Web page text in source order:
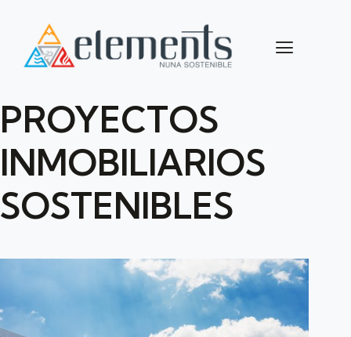
PROYECTOS
INMOBILIARIOS
SOSTENIBLES